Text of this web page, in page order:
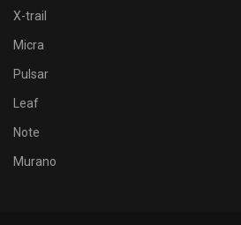
X-trail
Micra
Pulsar
Leaf
Note
Murano